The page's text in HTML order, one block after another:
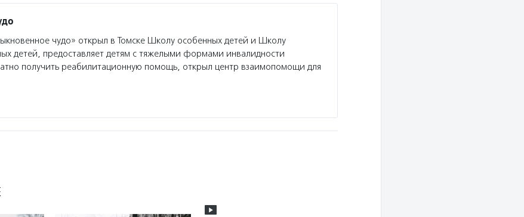
чудо» открыл в Томске Школу особенных детей и Школу
детей, предоставляет детям с тяжелыми формами инвалидности
получить реабилитационную помощь, открыл центр взаимопомощи для